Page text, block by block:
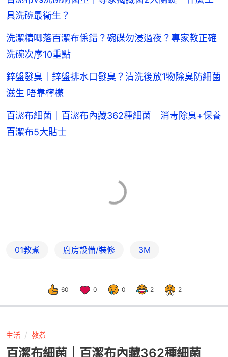
具洗碗最衞生？
洗潔精唧落百潔布係錯？碗碟勿浸過夜？專家教正確
洗碗次序10重點
鋅盤發臭｜鋅盤排水口發臭？清洗後放1物除臭防細菌
滋生 唔靠檸檬
百潔布細菌｜百潔布內藏362種細菌 消毒除臭+保養
百潔布5大貼士
01教煮 廚房設備/裝修 3M
60 0 0 2 2
生活 教煮
百潔布細菌｜百潔布內藏362種細菌